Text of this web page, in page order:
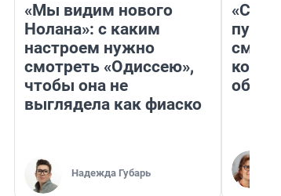
«Мы видим нового
Нолана»: с каким
настроем нужно
смотреть «Одиссею»,
чтобы она не
выглядела как фиаско
Надежда Губарь